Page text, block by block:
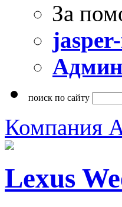
За
поиск по сайту
Компания
Lexus